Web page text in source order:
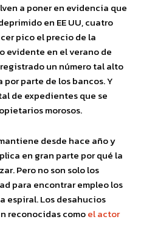
a poner en evidencia que
en EE UU, cuatro
pico el precio de la
evidente en el verano de
un número tal alto
parte de los bancos. Y
de expedientes que se
morosos.
desde hace año y
en gran parte por qué la
Pero no son solo los
para encontrar empleo los
espiral. Los desahucios
reconocidas comoel actor